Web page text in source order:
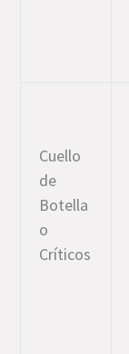
Cuello
de
Botella
o
Críticos